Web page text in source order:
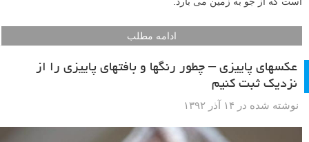
ادامه مطلب
عکسهای پاییزی – چطور رنگها و بافتهای پاییزی را از
نزدیک ثبت کنیم
نوشته شده در ۱۴ آذر ۱۳۹۲